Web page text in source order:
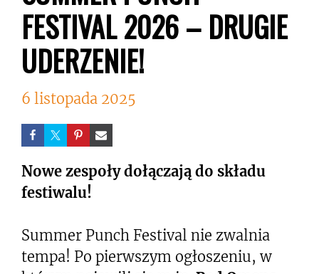
FESTIVAL 2026 – DRUGIE
UDERZENIE!
6 listopada 2025
Nowe zespoły dołączają do składu
festiwalu!
Summer Punch Festival nie zwalnia
tempa! Po pierwszym ogłoszeniu, w